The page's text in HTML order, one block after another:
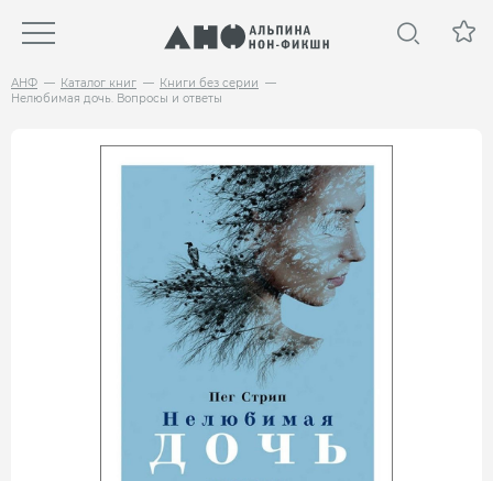
АНФ Каталог книг
Книги без серии
Нелюбимая дочь. Вопросы и ответы